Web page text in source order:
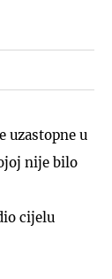
uzastopne u
nije bilo
cijelu